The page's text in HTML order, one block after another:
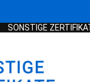
SONSTIGE